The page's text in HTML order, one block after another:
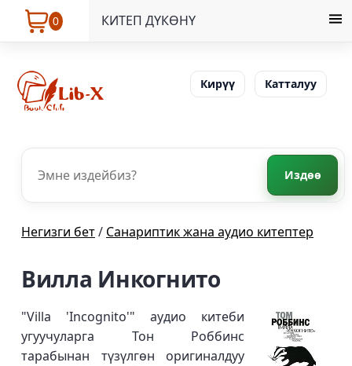
0 КИТЕП ДҮКӨНҮ
Кирүү Катталуу
Издөө
Негизги бет/ Санариптик жана аудио китептер
Вилла Инкогнито
"Villa 'Incognito'" аудио китеби
угуучуларга Тон Роббинс
тарабынан түзүлгөн оригиналдуу